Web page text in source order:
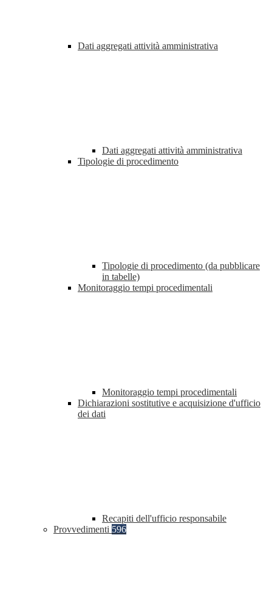
Dati aggregati attività amministrativa
Dati aggregati attività amministrativa
Tipologie di procedimento
Tipologie di procedimento (da pubblicare
in tabelle)
Monitoraggio tempi procedimentali
Monitoraggio tempi procedimentali
Dichiarazioni sostitutive e acquisizione d'ufficio
dei dati
Recapiti dell'ufficio responsabile
Provvedimenti 596